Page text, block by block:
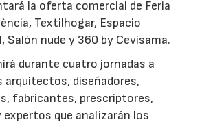
la oferta comercial de Feria
Textilhogar, Espacio
Salón nude y 360 by Cevisama.
durante cuatro jornadas a
arquitectos, diseñadores,
fabricantes, prescriptores,
expertos que analizarán los